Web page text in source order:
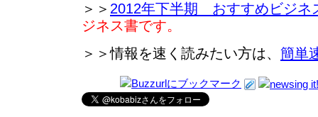
＞＞ 2012年下半期 おすすめビジネ
ジネス書です。
＞＞情報を速く読みたい方は、 簡単